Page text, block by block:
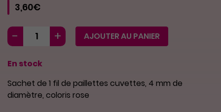
3,60€
AJOUTER AU PANIER
En stock
Sachet de 1 fil de paillettes cuvettes, 4 mm de
diamètre, coloris rose